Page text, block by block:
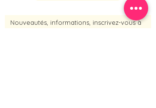
Nouveautés, informations, inscrivez-vous à